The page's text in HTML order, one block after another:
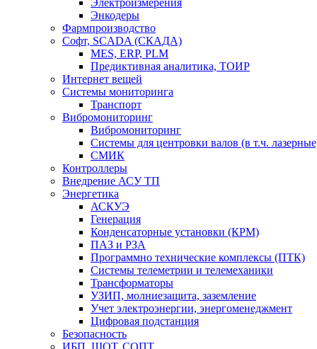
Электроизмерения
Энкодеры
Фармпроизводство
Софт, SCADA (СКАДА)
MES, ERP, PLM
Предиктивная аналитика, ТОИР
Интернет вещей
Системы мониторинга
Транспорт
Вибромониторинг
Вибромониторинг
Системы для центровки валов (в т.ч.
СМИК
Контроллеры
Внедрение АСУ ТП
Энергетика
АСКУЭ
Генерация
Конденсаторные установки (КРМ)
ПАЗ и РЗА
Программно технические комплексы (ПТК)
Системы телеметрии и телемеханики
Трансформаторы
УЗИП, молниезащита, заземление
Учет электроэнергии, энергоменеджмент
Цифровая подстанция
Безопасность